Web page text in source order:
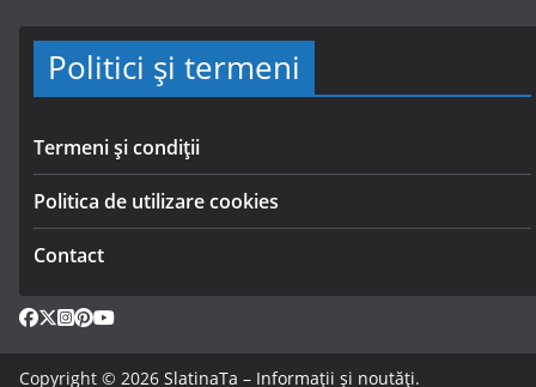
Politici și termeni
Termeni și condiții
Politica de utilizare cookies
Contact
Copyright © 2026 SlatinaTa – Informații și noutăți.